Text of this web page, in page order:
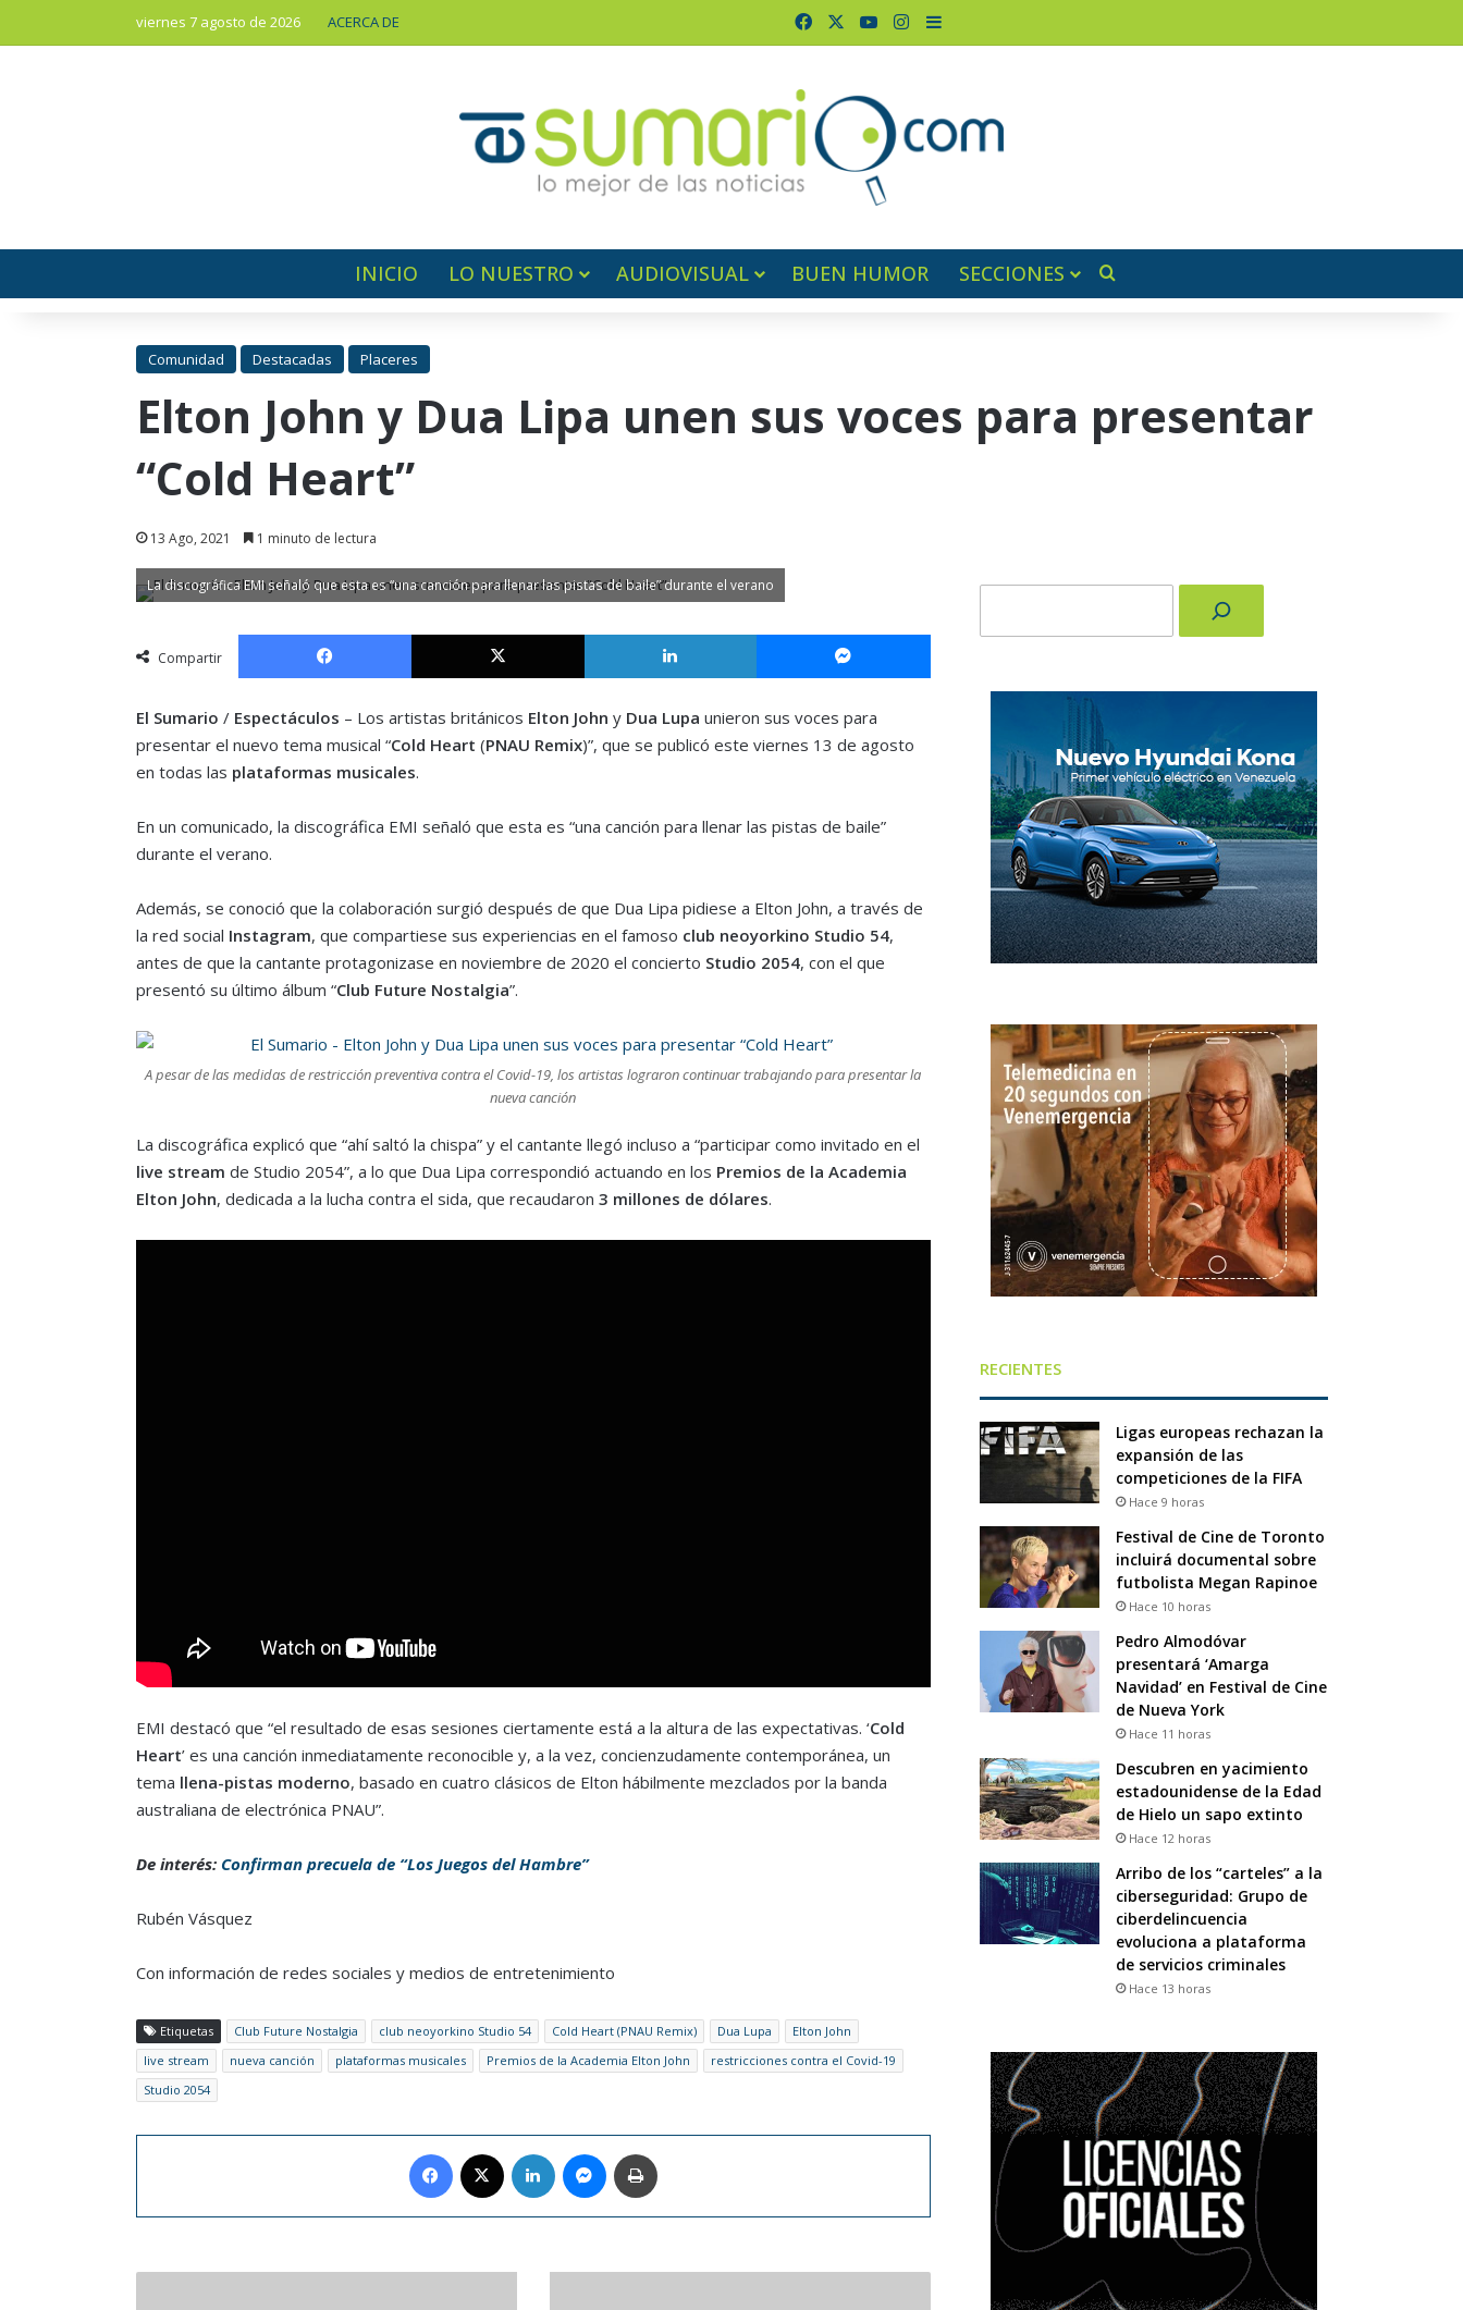
viernes 7 agosto de 2026 ACERCA DE FacebookYouTubeInstagram
Barra lateral
INICIO LO NUESTRO AUDIOVISUAL BUEN HUMOR SECCIONES
Comunidad Destacadas Placeres
Elton John y Dua Lipa unen sus voces para presentar
“Cold Heart”
13 Ago, 2021 1 minuto de lectura
La discográfica EMI señaló que esta es “una canción para llenar las pistas de baile” durante el verano
Compartir
Facebook X LinkedIn Messenger
El Sumario / Espectáculos – Los artistas británicos Elton John y Dua Lupa unieron sus voces para
presentar el nuevo tema musical “Cold Heart (PNAU Remix)”, que se publicó este viernes 13 de agosto
en todas las plataformas musicales.
En un comunicado, la discográfica EMI señaló que esta es “una canción para llenar las pistas de baile”
durante el verano.
Además, se conoció que la colaboración surgió después de que Dua Lipa pidiese a Elton John, a través de
la red social Instagram, que compartiese sus experiencias en el famoso club neoyorkino Studio 54,
antes de que la cantante protagonizase en noviembre de 2020 el concierto Studio 2054, con el que
presentó su último álbum “Club Future Nostalgia”.
A pesar de las medidas de restricción preventiva contra el Covid-19, los artistas lograron continuar trabajando para presentar la
nueva canción
La discográfica explicó que “ahí saltó la chispa” y el cantante llegó incluso a “participar como invitado en el
live stream de Studio 2054”, a lo que Dua Lipa correspondió actuando en los Premios de la Academia
Elton John, dedicada a la lucha contra el sida, que recaudaron 3 millones de dólares.
EMI destacó que “el resultado de esas sesiones ciertamente está a la altura de las expectativas. ‘Cold
Heart’ es una canción inmediatamente reconocible y, a la vez, concienzudamente contemporánea, un
tema llena-pistas moderno, basado en cuatro clásicos de Elton hábilmente mezclados por la banda
australiana de electrónica PNAU”.
De interés: Confirman precuela de “Los Juegos del Hambre”
Rubén Vásquez
Con información de redes sociales y medios de entretenimiento
Etiquetas Club Future Nostalgia club neoyorkino Studio 54 Cold Heart (PNAU Remix) Dua Lupa
Elton John
live stream
nueva canción plataformas musicales Premios de la Academia Elton John
restricciones contra el Covid-19
Studio 2054
Facebook LinkedIn Messenger
RECIENTES
Ligas europeas rechazan la
expansión de las
competiciones de la FIFA
Hace 9 horas
Festival de Cine de Toronto
incluirá documental sobre
futbolista Megan Rapinoe
Hace 10 horas
Pedro Almodóvar
presentará ‘Amarga
Navidad’ en Festival de Cine
de Nueva York
Hace 11 horas
Descubren en yacimiento
estadounidense de la Edad
de Hielo un sapo extinto
Hace 12 horas
Arribo de los “carteles” a la
ciberseguridad: Grupo de
ciberdelincuencia
evoluciona a plataforma
de servicios criminales
Hace 13 horas